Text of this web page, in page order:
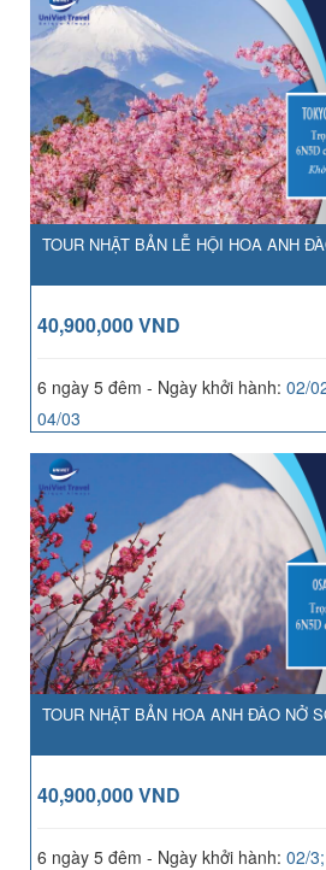
TOUR NHẬT BẢN LỄ HỘI HOA ANH
40,900,000 VND
6 ngày 5 đêm - Ngày khởi hành: 02/
04/03
TOUR NHẬT BẢN HOA ANH ĐÀO NỞ
40,900,000 VND
6 ngày 5 đêm - Ngày khởi hành: 02/